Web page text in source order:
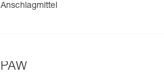
Anschlagmittel
PAW